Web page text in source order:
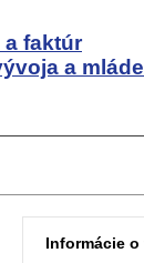
faktúr
a
Informácie